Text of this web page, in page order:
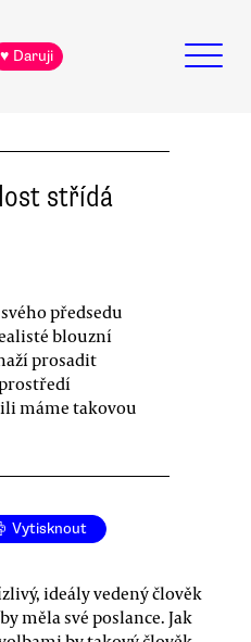
♥ Daruji
střídá
předsedu
blouzní
prosadit
máme takovou
Vytisknout
ideály vedený člověk
měla své poslance. Jak